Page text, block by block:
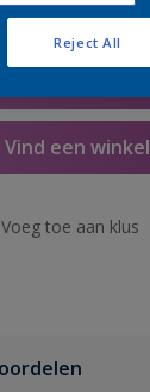
Vind een winkel
Voeg toe aan klus
Reject All